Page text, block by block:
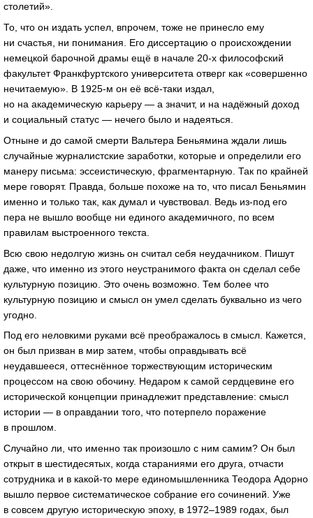
столетий».
То, что он издать успел, впрочем, тоже не принесло ему
ни счастья, ни понимания. Его диссертацию о происхождении
немецкой барочной драмы ещё в начале 20-х философский
факультет Франкфуртского университета отверг как «совершенно
нечитаемую». В 1925-м он её всё-таки издал,
но на академическую карьеру — а значит, и на надёжный доход
и социальный статус — нечего было и надеяться.
Отныне и до самой смерти Вальтера Беньямина ждали лишь
случайные журналистские заработки, которые и определили его
манеру письма: эссеистическую, фрагментарную. Так по крайней
мере говорят. Правда, больше похоже на то, что писал Беньямин
именно и только так, как думал и чувствовал. Ведь из-под его
пера не вышло вообще ни единого академичного, по всем
правилам выстроенного текста.
Всю свою недолгую жизнь он считал себя неудачником. Пишут
даже, что именно из этого неустранимого факта он сделал себе
культурную позицию. Это очень возможно. Тем более что
культурную позицию и смысл он умел сделать буквально из чего
угодно.
Под его неловкими руками всё преображалось в смысл. Кажется,
он был призван в мир затем, чтобы оправдывать всё
неудавшееся, оттеснённое торжествующим историческим
процессом на свою обочину. Недаром к самой сердцевине его
исторической концепции принадлежит представление: смысл
истории — в оправдании того, что потерпело поражение
в прошлом.
Случайно ли, что именно так произошло с ним самим? Он был
открыт в шестидесятых, когда стараниями его друга, отчасти
сотрудника и в какой-то мере единомышленника Теодора Адорно
вышло первое систематическое собрание его сочинений. Уже
в совсем другую историческую эпоху, в 1972–1989 годах, был